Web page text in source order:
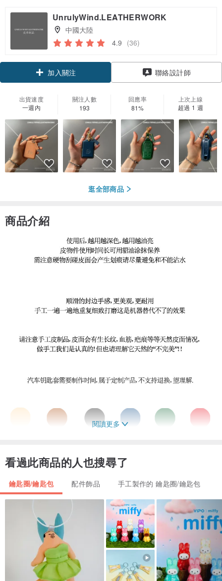
UnrulyWind.LEATHERWORK
中國大陸
4.9 (36)
加入關注 聯絡設計師
出貨速度
一週內
關注人數
193
回應率
81%
上次上線
超過 1 週
逛全部商品
商品介紹
閱讀更多
看過此商品的人也搜尋了
鑰匙圈/鑰匙包 配件飾品 手工製作的 鑰匙圈/鑰匙包